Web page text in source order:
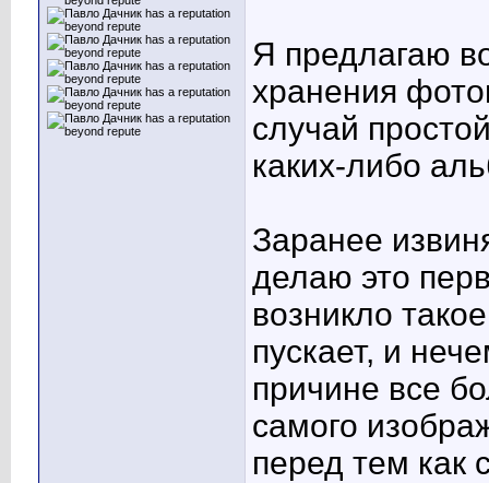
Я предлагаю
хранения
случай
каких-либо
Заранее
делаю это
возникло
пускает, и
причине все
самого
перед тем как